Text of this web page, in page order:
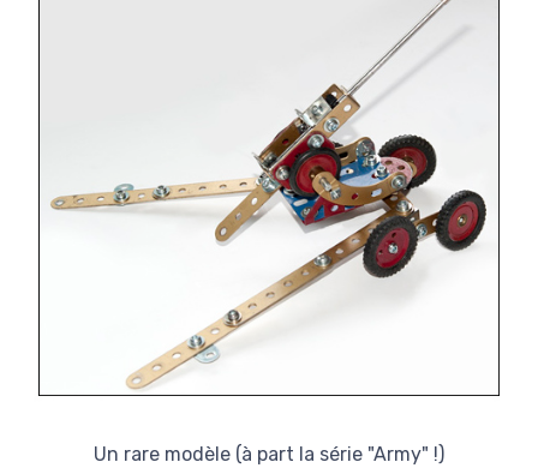
Un rare modèle (à part la série "Army" !)